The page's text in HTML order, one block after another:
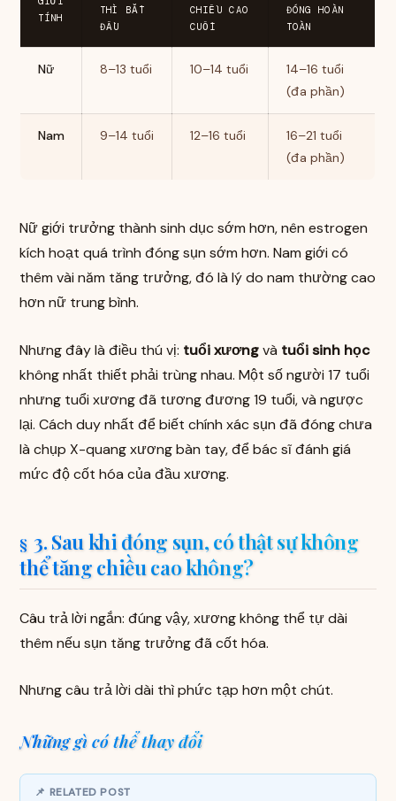
TÍNH
THÌ BẮT
ĐẦU
CHIỀU CAO
CUỐI
ĐÓNG HOÀN
TOÀN
Nữ 8–13 tuổi 10–14 tuổi
14–16 tuổi
(đa phần)
Nam 9–14 tuổi 12–16 tuổi
16–21 tuổi
(đa phần)
Nữ giới trưởng thành sinh dục sớm hơn, nên estrogen
kích hoạt quá trình đóng sụn sớm hơn. Nam giới có
thêm vài năm tăng trưởng, đó là lý do nam thường cao
hơn nữ trung bình.
Nhưng đây là điều thú vị: tuổi xươngvà tuổi sinh học
không nhất thiết phải trùng nhau. Một số người 17 tuổi
nhưng tuổi xương đã tương đương 19 tuổi, và ngược
lại. Cách duy nhất để biết chính xác sụn đã đóng chưa
là chụp X-quang xương bàn tay, để bác sĩ đánh giá
mức độ cốt hóa của đầu xương.
3. Sau khi đóng sụn, có thật sự không
thể tăng chiều cao không?
Câu trả lời ngắn: đúng vậy, xương không thể tự dài
thêm nếu sụn tăng trưởng đã cốt hóa.
Nhưng câu trả lời dài thì phức tạp hơn một chút.
Những gì có thể thay đổi
📌 RELATED POST